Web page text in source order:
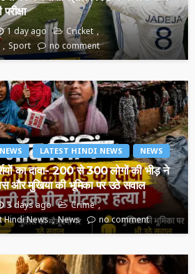
1 day ago
Cricket
Sport no comment
LATEST HINDI NEWS NEWS
का दावा- 200 से 300 लोगों की भीड़ ने
और मुखिया की भूमिका पर उठे सवाल
3 days ago
Crime
Hindi News News no comment